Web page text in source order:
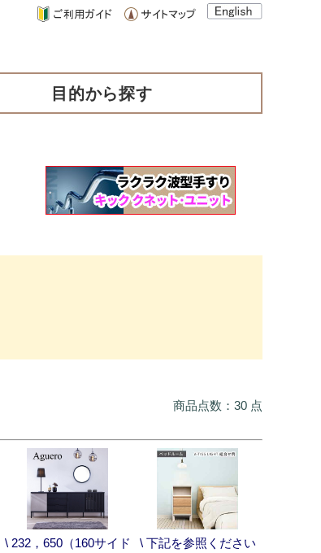
目的から探す
商品点数：30 点
\ 232，650（160サイド
\ 下記を参照ください